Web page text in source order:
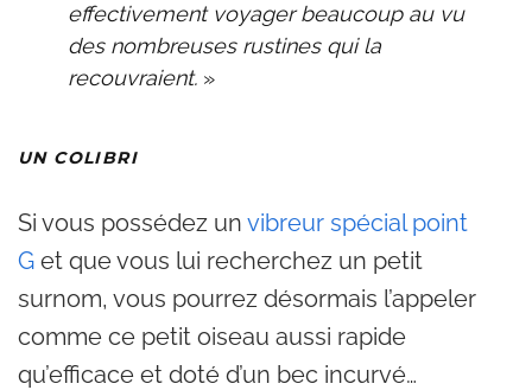
effectivement voyager beaucoup au vu
des nombreuses rustines qui la
recouvraient. »
UN COLIBRI
Si vous possédez un vibreur spécial point
G et que vous lui recherchez un petit
surnom, vous pourrez désormais l’appeler
comme ce petit oiseau aussi rapide
qu’efficace et doté d’un bec incurvé…